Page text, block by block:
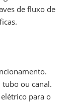
de fluxo de
ou canal.
para o